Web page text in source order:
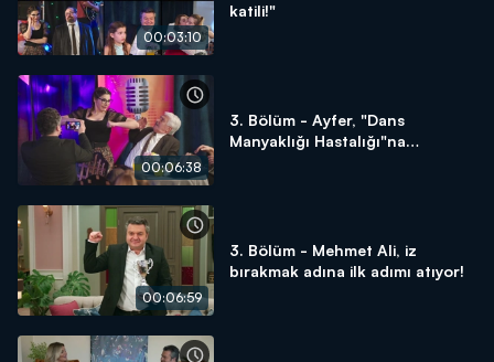
00:03:10
katili!"
00:06:38
3. Bölüm - Ayfer, "Dans
Manyaklığı Hastalığı"na
00:06:59
3. Bölüm - Mehmet Ali, iz
bırakmak adına ilk adımı atıyor!